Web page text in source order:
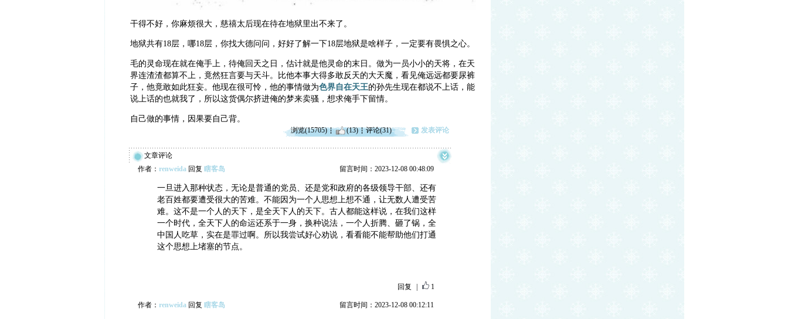
干得不好，你麻烦很大，慈禧太后现在待在地狱里出不来了。
地狱共有18层，哪18层，你找大德问问，好好了解一下18层地狱是啥样子，一定要有畏惧之心。
毛的灵命现在就在俺手上，待俺回天之日，估计就是他灵命的末日。做为一员小小的天将，在天
界连渣渣都算不上，竟然狂言要与天斗。比他本事大得多敢反天的大天魔，看见俺远远都要尿裤
子，他竟敢如此狂妄。他现在很可怜，他的事情做为色界自在天王的孙先生现在都说不上话，能
说上话的也就我了，所以这货偶尔挤进俺的梦来卖骚，想求俺手下留情。
自己做的事情，因果要自己背。
浏览(15705) (13) 评论(31) 发表评论
文章评论
作者： renweida回复 瞎客岛 留言时间：2023-12-08 00:48:09
一旦进入那种状态，无论是普通的党员、还是党和政府的各级领导干部、还有
老百姓都要遭受很大的苦难。不能因为一个人思想上想不通，让无数人遭受苦
难。这不是一个人的天下，是全天下人的天下。古人都能这样说，在我们这样
一个时代，全天下人的命运还系于一身，换种说法，一个人折腾、砸了锅，全
中国人吃草，实在是罪过啊。所以我尝试好心劝说，看看能不能帮助他们打通
这个思想上堵塞的节点。
回复 1
作者： renweida回复 瞎客岛 留言时间：2023-12-08 00:12:11